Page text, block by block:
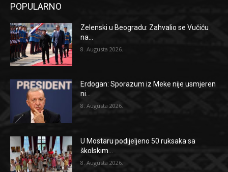
POPULARNO
Zelenski u Beogradu: Zahvalio se Vučiću
na...
8. Augusta 2026.
Erdogan: Sporazum iz Meke nije usmjeren
ni...
8. Augusta 2026.
U Mostaru podijeljeno 50 ruksaka sa
školskim...
8. Augusta 2026.